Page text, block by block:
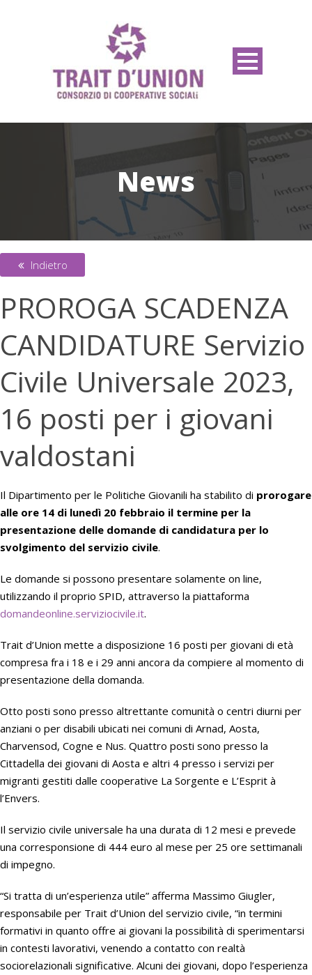
News
Indietro
PROROGA SCADENZA
CANDIDATURE Servizio
Civile Universale 2023,
16 posti per i giovani
valdostani
Il Dipartimento per le Politiche Giovanili ha stabilito di prorogare
alle ore 14 di lunedì 20 febbraio il termine per la
presentazione delle domande di candidatura per lo
svolgimento del servizio civile.
Le domande si possono presentare solamente on line,
utilizzando il proprio SPID, attraverso la piattaforma
domandeonline.serviziocivile.it.
Trait d’Union mette a disposizione 16 posti per giovani di età
compresa fra i 18 e i 29 anni ancora da compiere al momento di
presentazione della domanda.
Otto posti sono presso altrettante comunità o centri diurni per
anziani o per disabili ubicati nei comuni di Arnad, Aosta,
Charvensod, Cogne e Nus. Quattro posti sono presso la
Cittadella dei giovani di Aosta e altri 4 presso i servizi per
migranti gestiti dalle cooperative La Sorgente e L’Esprit à
l’Envers.
Il servizio civile universale ha una durata di 12 mesi e prevede
una corresponsione di 444 euro al mese per 25 ore settimanali
di impegno.
“Si tratta di un’esperienza utile” afferma Massimo Giugler,
responsabile per Trait d’Union del servizio civile, “in termini
formativi in quanto offre ai giovani la possibilità di sperimentarsi
in contesti lavorativi, venendo a contatto con realtà
sociorelazionali significative. Alcuni dei giovani, dopo l’esperienza